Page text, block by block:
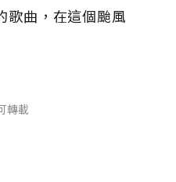
歌曲，在這個颱風
轉載